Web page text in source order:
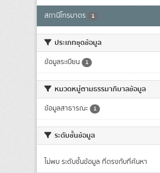
สถานีโทรมาตร 1
ประเภทชุดข้อมูล
ข้อมูลระเบียน 1
หมวดหมู่ตามธรรมาภิบาลข้อมูล
ข้อมูลสาธารณะ 1
ระดับชั้นข้อมูล
ไม่พบ ระดับชั้นข้อมูล ที่ตรงกับที่ค้นหา